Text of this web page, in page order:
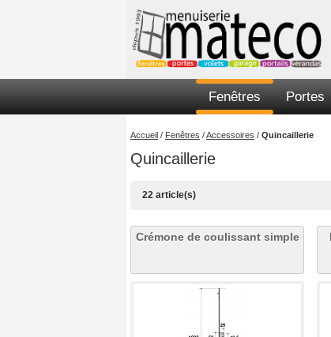
Fenêtres Portes
Accueil / Fenêtres /Accessoires / Quincaillerie
Quincaillerie
22 article(s)
Crémone de coulissant simple